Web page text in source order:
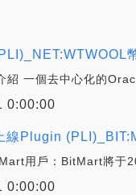
紹 一個去中心化的
0:00:00
線Plugin
用戶：BitMart將于
0:00:00